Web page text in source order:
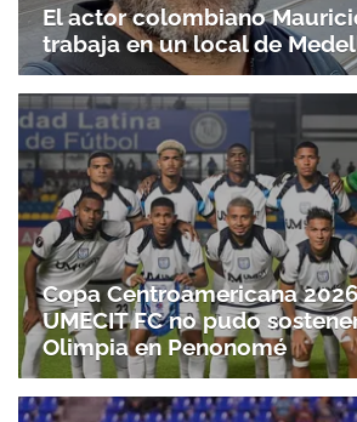
El actor colombiano
trabaja en un local de
Copa Centroamericana
UMECIT FC no pudo
Olimpia en Penonomé